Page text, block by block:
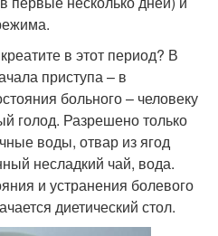
в этот период? В
приступа – в
больного – человеку
голод. Разрешено только
воды, отвар из ягод
несладкий чай, вода.
и устранения болевого
диетический стол.